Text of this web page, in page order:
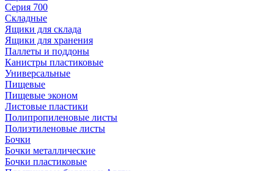
Серия 700
Складные
Ящики для склада
Ящики для хранения
Паллеты и поддоны
Канистры пластиковые
Универсальные
Пищевые
Пищевые эконом
Листовые пластики
Полипропиленовые листы
Полиэтиленовые листы
Бочки
Бочки металлические
Бочки пластиковые